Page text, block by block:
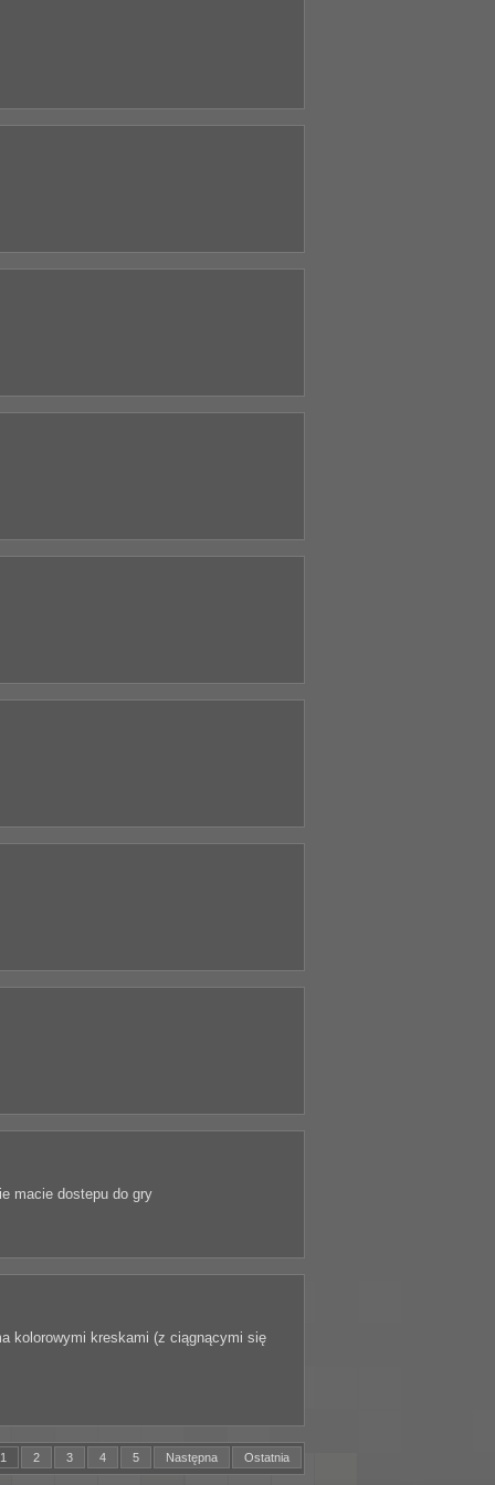
macie dostepu do gry
kolorowymi kreskami (z ciągnącymi się
1 2 3 4 5 Następna Ostatnia